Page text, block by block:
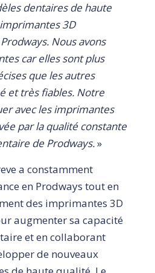
dentaires de haute
3D
Nous avons
car elles sont plus
que les autres
et très fiables. Notre
avec les imprimantes
par la qualité constante
de Prodways.»
a constamment
en Prodways tout en
des imprimantes 3D
augmenter sa capacité
et en collaborant
de nouveaux